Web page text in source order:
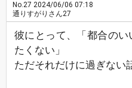
No.27 2024/06/06 07:18
通りすがりさん27
彼にとって、「都合の
たくない」
ただそれだけに過ぎない